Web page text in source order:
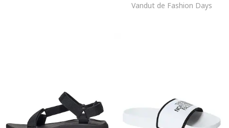
Vandut de Fashion Days